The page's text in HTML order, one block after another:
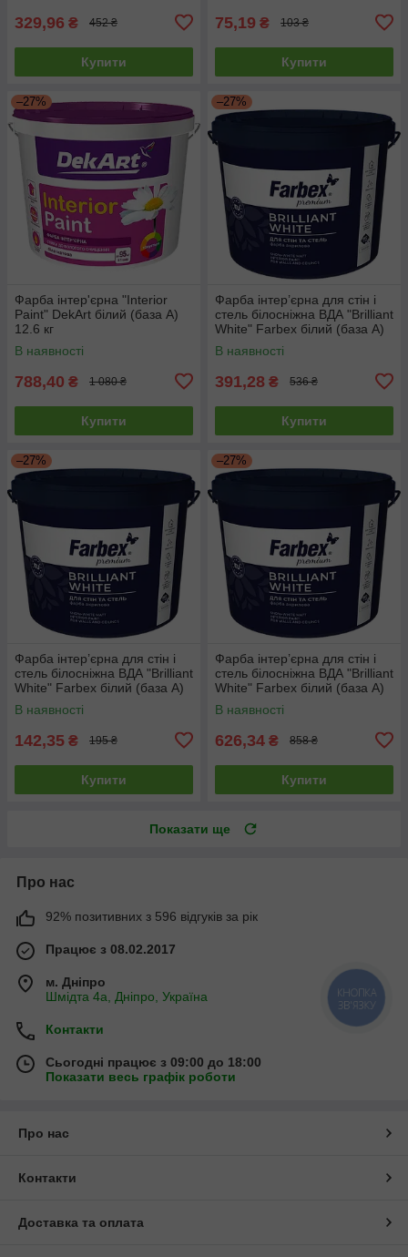
329,96 ₴ 452 ₴
Купити
75,19 ₴ 103 ₴
Купити
–27%
Фарба інтер'єрна "Interior
Paint" DekArt білий (база А)
12.6 кг
В наявності
788,40 ₴ 1 080 ₴
Купити
–27%
Фарба інтер’єрна для стін і
стель білосніжна ВДА "Brilliant
White" Farbex білий (база А)
4.2 кг
В наявності
391,28 ₴ 536 ₴
Купити
–27%
Фарба інтер’єрна для стін і
стель білосніжна ВДА "Brilliant
White" Farbex білий (база А)
1.4 кг
В наявності
142,35 ₴ 195 ₴
Купити
–27%
Фарба інтер’єрна для стін і
стель білосніжна ВДА "Brilliant
White" Farbex білий (база А)
7 кг
В наявності
626,34 ₴ 858 ₴
Купити
Показати ще
Про нас
92% позитивних з 596 відгуків за рік
Працює з 08.02.2017
м. Дніпро
Шмідта 4а, Дніпро, Україна
Контакти
Сьогодні працює з 09:00 до 18:00
Показати весь графік роботи
Про нас
Контакти
Доставка та оплата
КНОПКА
ЗВ'ЯЗКУ